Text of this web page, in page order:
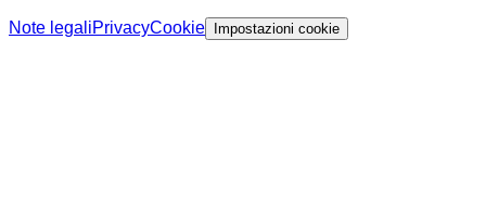
Note legaliPrivacyCookie Impostazioni cookie